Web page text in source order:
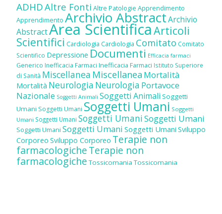
ADHDAltre Fonti Altre Patologie Apprendimento
Apprendimento Archivio AbstractArchivio
AbstractArea ScientificaArticoli
Scientifici Cardiologia Cardiologia Comitato Comitato
Scientifico Depressione Documenti Efficacia farmaci
Generico Inefficacia Farmaci Inefficacia Farmaci Istituto Superiore
di Sanità Miscellanea Miscellanea Mortalità
Mortalità Neurologia Neurologia Portavoce
Nazionale Soggetti Animali Soggetti Animali Soggetti
Umani Soggetti Umani Soggetti Umani Soggetti
Umani Soggetti Umani Soggetti UmaniSoggetti Umani
Soggetti Umani Soggetti Umani Soggetti Umani Sviluppo
Corporeo Sviluppo Corporeo Terapie non
farmacologicheTerapie non
farmacologiche Tossicomania Tossicomania